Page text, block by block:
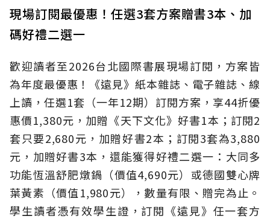
現場訂閱最優惠！任選3套方案贈書3本、加
碼好禮二選一
歡迎讀者至2026台北國際書展現場訂閱，方案皆
為年度最優惠！《遠見》紙本雜誌、電子雜誌、線
上讀，任選1套（一年12期）訂閱方案，享44折優
惠價1,380元，加贈《天下文化》好書1本；訂閱2
套只要2,680元，加贈好書2本；訂閱3套為3,880
元，加贈好書3本，還能獲得好禮二選一：大同多
功能恆溫舒肥燉鍋（價值4,690元）或德國雙心牌
葉黃素（價值1,980元），數量有限、贈完為止。
學生讀者憑有效學生證，訂閱《遠見》任一套方